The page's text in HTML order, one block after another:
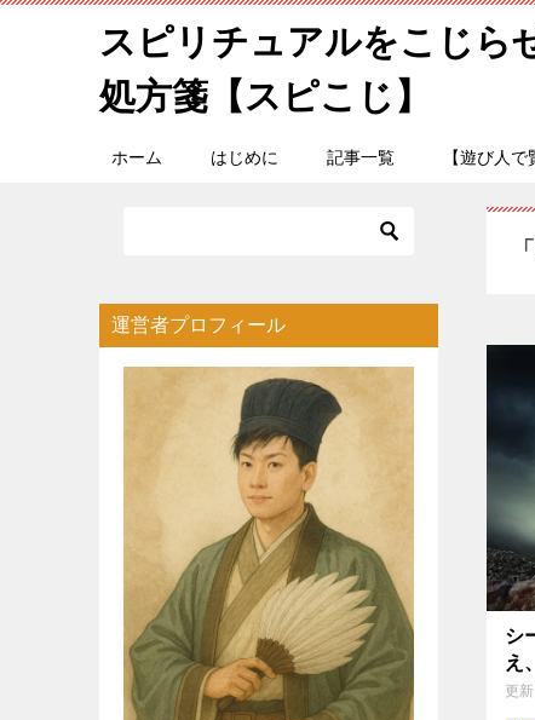
スピリチュアルをこじら
処方箋【スピこじ】
ホーム はじめに 記事一覧 【遊び人
シ
え
更新
運営者プロフィール